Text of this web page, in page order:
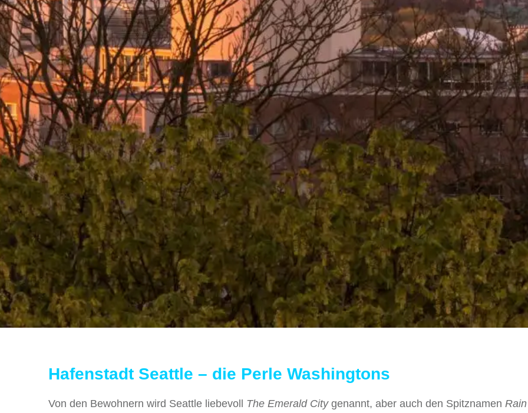
Hafenstadt Seattle – die Perle Washingtons
Von den Bewohnern wird Seattle liebevoll The Emerald City genannt, aber auch den Spitznamen